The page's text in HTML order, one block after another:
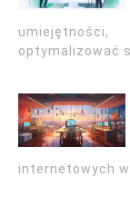
optymalizować
internetowych